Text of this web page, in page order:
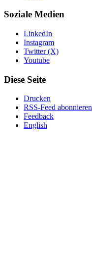
Soziale Medien
LinkedIn
Instagram
Twitter (X)
Youtube
Diese Seite
Drucken
RSS-Feed abonnieren
Feedback
English